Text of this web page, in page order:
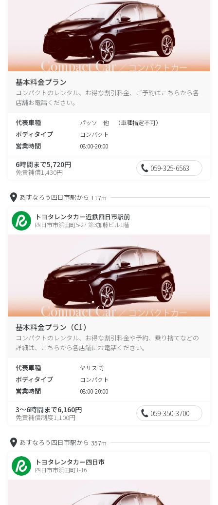
基本料金プラン
コンパクトのレンタル、お得な割引料金、ご予約はこちらから各
店舗お電話ください。
代表車種 パッソ 他 （車種指定不可）
ボディタイプ コンパクト
営業時間 08:00-20:00
6時間まで5,720円
免責補償1,430円 059-325-6563
あすなろう四日市駅から 117m
トヨタレンタカー近鉄四日市駅前
四日市市浜田町5-27 第3加藤ビル1階
基本料金プラン（C1）
コンパクトのレンタル、お得な割引料金や予約、乗り捨てなどの
詳細は、こちらから各店舗にお電話ください。
代表車種 ヤリス 等
ボディタイプ コンパクト
営業時間 08:00-20:00
3～6時間まで6,160円
免責補償制度1,100円 059-350-3700
あすなろう四日市駅から 357m
トヨタレンタカー四日市
四日市市浜田町1-16